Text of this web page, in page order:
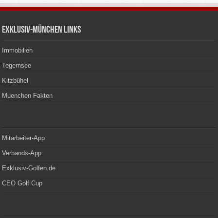
Exklusiv-München Links
Immobilien
Tegernsee
Kitzbühel
Muenchen Fakten
Mitarbeiter-App
Verbands-App
Exklusiv-Golfen.de
CEO Golf Cup